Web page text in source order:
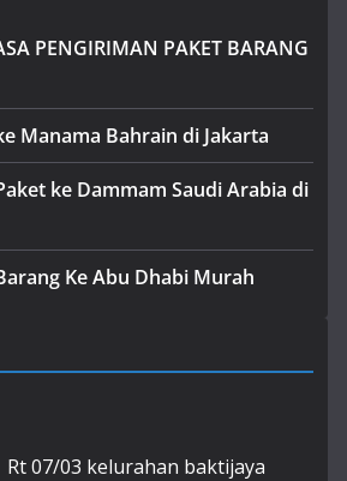
PENGIRIMAN PAKET BARANG
Manama Bahrain di Jakarta
ke Dammam Saudi Arabia di
Ke Abu Dhabi Murah
Rt 07/03 kelurahan baktijaya